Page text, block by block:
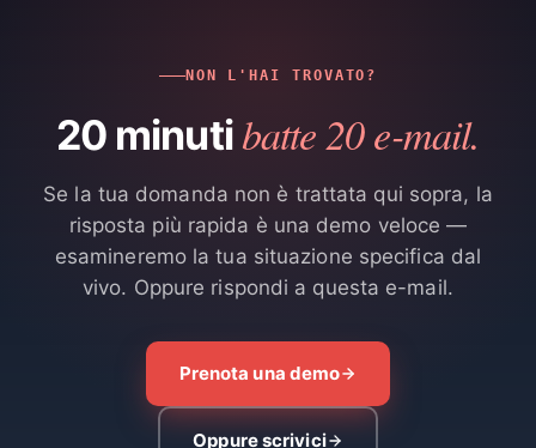
NON L'HAI TROVATO?
20 minutibatte 20 e-mail.
Se la tua domanda non è trattata qui sopra, la
risposta più rapida è una demo veloce —
esamineremo la tua situazione specifica dal
vivo. Oppure rispondi a questa e-mail.
Prenota una demo
Oppure scrivici